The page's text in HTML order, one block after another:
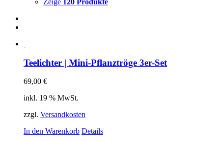
Zeige 120 Produkte
Teelichter | Mini-Pflanztröge 3er-Set
69,00 €
inkl. 19 % MwSt.
zzgl. Versandkosten
In den Warenkorb Details